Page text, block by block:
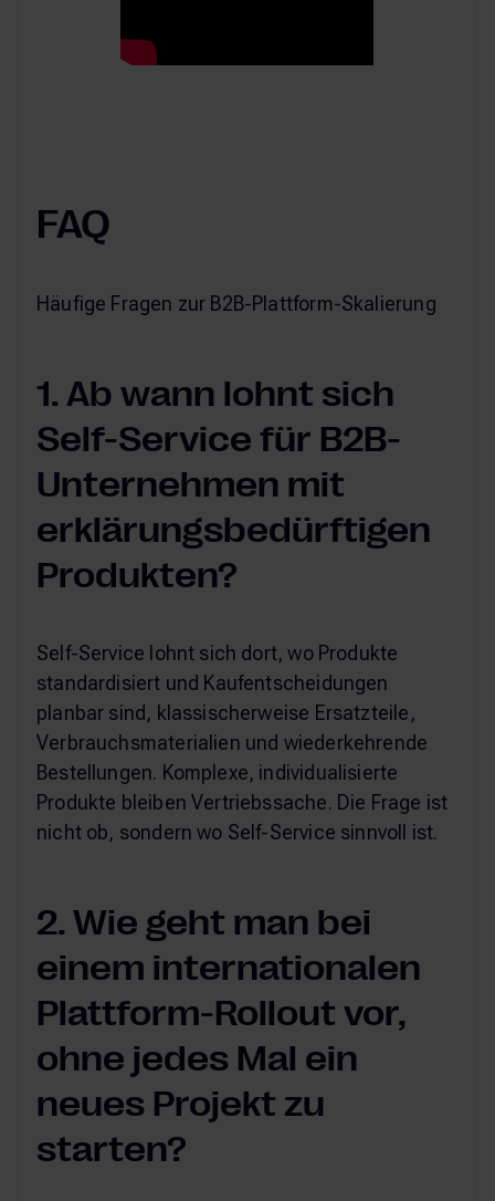
FAQ
Häufige Fragen zur B2B-Plattform-Skalierung
1. Ab wann lohnt sich
Self-Service für B2B-
Unternehmen mit
erklärungsbedürftigen
Produkten?
Self-Service lohnt sich dort, wo Produkte
standardisiert und Kaufentscheidungen
planbar sind, klassischerweise Ersatzteile,
Verbrauchsmaterialien und wiederkehrende
Bestellungen. Komplexe, individualisierte
Produkte bleiben Vertriebssache. Die Frage ist
nicht ob, sondern wo Self-Service sinnvoll ist.
2. Wie geht man bei
einem internationalen
Plattform-Rollout vor,
ohne jedes Mal ein
neues Projekt zu
starten?